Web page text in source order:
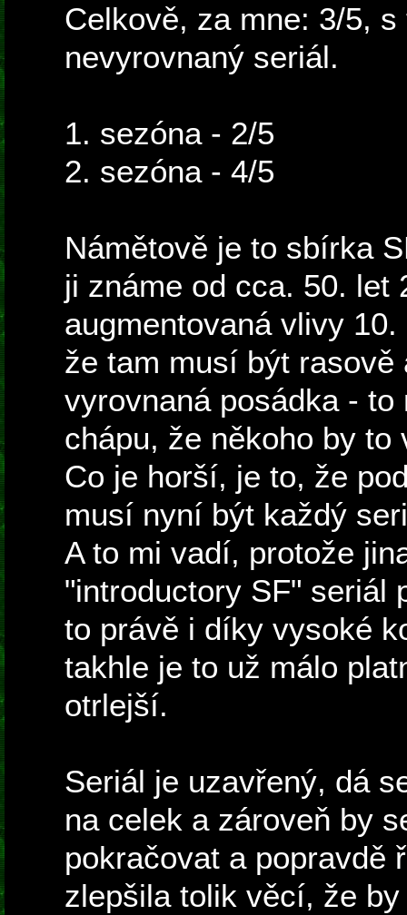
Celkově, za mne: 3/5,
nevyrovnaný seriál.
1. sezóna - 2/5
2. sezóna - 4/5
Námětově je to sbírka
ji známe od cca. 50. let
augmentovaná vlivy
že tam musí být rasově
vyrovnaná posádka -
chápu, že někoho by to
Co je horší, je to, že
musí nyní být každý
A to mi vadí, protože
"introductory SF" seriál
to právě i díky vysoké
takhle je to už málo
otrlejší.
Seriál je uzavřený, dá
na celek a zároveň by
pokračovat a popravdě
zlepšila tolik věcí, že